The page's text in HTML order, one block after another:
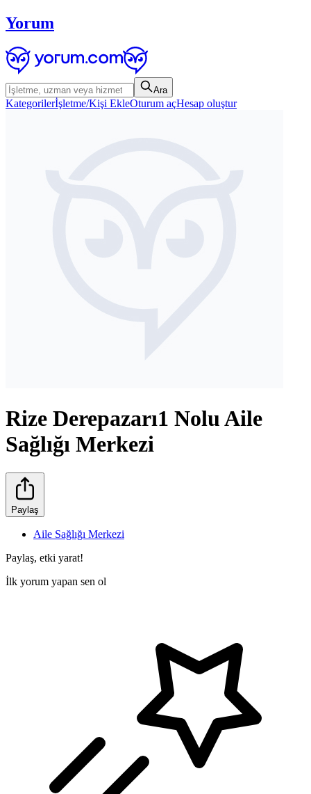
Yorum
Ara
Kategorilerİşletme/Kişi EkleOturum açHesap oluştur
Rize Derepazarı1 Nolu Aile
Sağlığı Merkezi
Paylaş
Aile Sağlığı Merkezi
Paylaş, etki yarat!
İlk yorum yapan sen ol